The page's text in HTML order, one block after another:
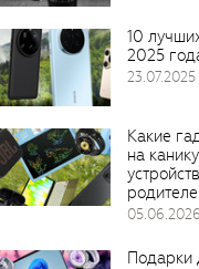
10
2025
23.07.2025
Какие
на
05.06.2026
Подарки